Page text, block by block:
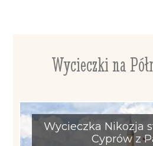
Wycieczki na
Wycieczka Nikozja
Cyprów z